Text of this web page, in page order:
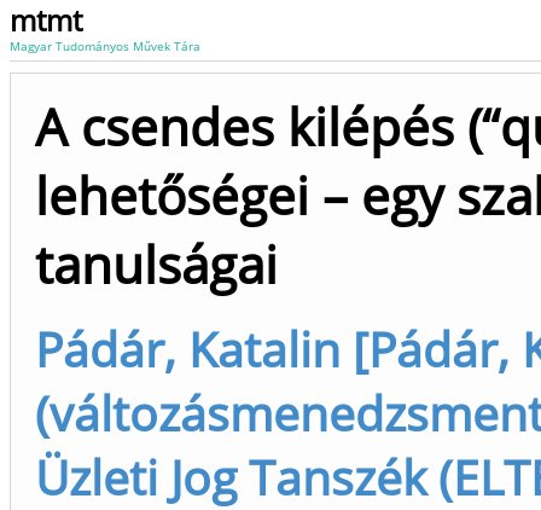
mtmt
Magyar Tudományos Művek Tára
A csendes kilépés
lehetőségei – egy
tanulságai
Pádár, Katalin [Pádár,
Üzleti Jog Tanszék